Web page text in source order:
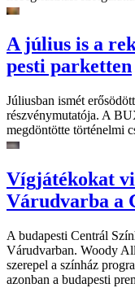
A július is a
pesti parketten
Júliusban ismét
részvénymutatója. A
megdöntötte történelmi
Vígjátékokat
Várudvarba a
A budapesti Centrál
Várudvarban. Woody
szerepel a színház
azonban a budapesti